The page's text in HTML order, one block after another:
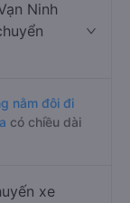
Ninh
nằm đôi đi
có chiều dài
xe